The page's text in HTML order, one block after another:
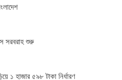
সরবরাহ শুরু
১ হাজার ৫৯৮ টাকা নির্ধারণ